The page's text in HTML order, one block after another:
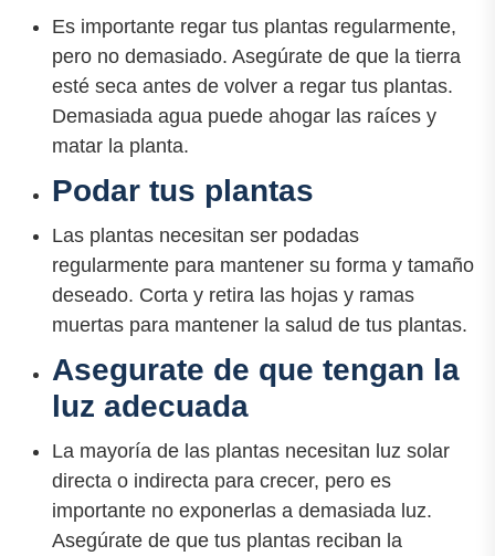
Es importante regar tus plantas regularmente,
pero no demasiado. Asegúrate de que la tierra
esté seca antes de volver a regar tus plantas.
Demasiada agua puede ahogar las raíces y
matar la planta.
Podar tus plantas
Las plantas necesitan ser podadas
regularmente para mantener su forma y tamaño
deseado. Corta y retira las hojas y ramas
muertas para mantener la salud de tus plantas.
Asegurate de que tengan la
luz adecuada
La mayoría de las plantas necesitan luz solar
directa o indirecta para crecer, pero es
importante no exponerlas a demasiada luz.
Asegúrate de que tus plantas reciban la